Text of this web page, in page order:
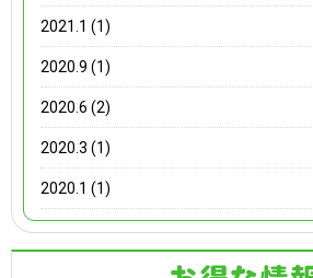
2021.1 (1)
2020.9 (1)
2020.6 (2)
2020.3 (1)
2020.1 (1)